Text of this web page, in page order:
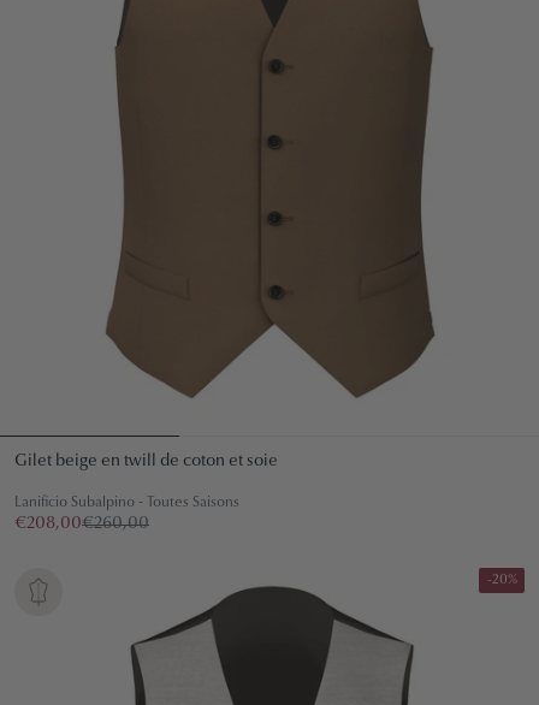
Gilet beige en twill de coton et soie
Lanificio Subalpino - Toutes Saisons
€208,00€260,00
-20%